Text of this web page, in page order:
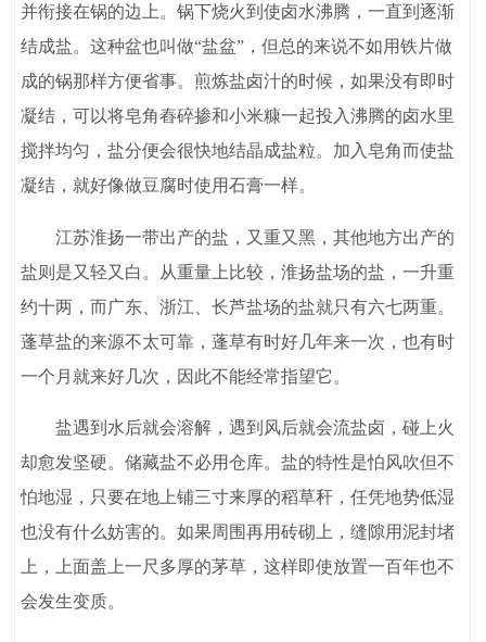
并衔接在锅的边上。锅下烧火到使卤水沸腾，一直到逐渐
结成盐。这种盆也叫做“盐盆”，但总的来说不如用铁片做
成的锅那样方便省事。煎炼盐卤汁的时候，如果没有即时
凝结，可以将皂角舂碎掺和小米糠一起投入沸腾的卤水里
搅拌均匀，盐分便会很快地结晶成盐粒。加入皂角而使盐
凝结，就好像做豆腐时使用石膏一样。
江苏淮扬一带出产的盐，又重又黑，其他地方出产的
盐则是又轻又白。从重量上比较，淮扬盐场的盐，一升重
约十两，而广东、浙江、长芦盐场的盐就只有六七两重。
蓬草盐的来源不太可靠，蓬草有时好几年来一次，也有时
一个月就来好几次，因此不能经常指望它。
盐遇到水后就会溶解，遇到风后就会流盐卤，碰上火
却愈发坚硬。储藏盐不必用仓库。盐的特性是怕风吹但不
怕地湿，只要在地上铺三寸来厚的稻草秆，任凭地势低湿
也没有什么妨害的。如果周围再用砖砌上，缝隙用泥封堵
上，上面盖上一尺多厚的茅草，这样即使放置一百年也不
会发生变质。